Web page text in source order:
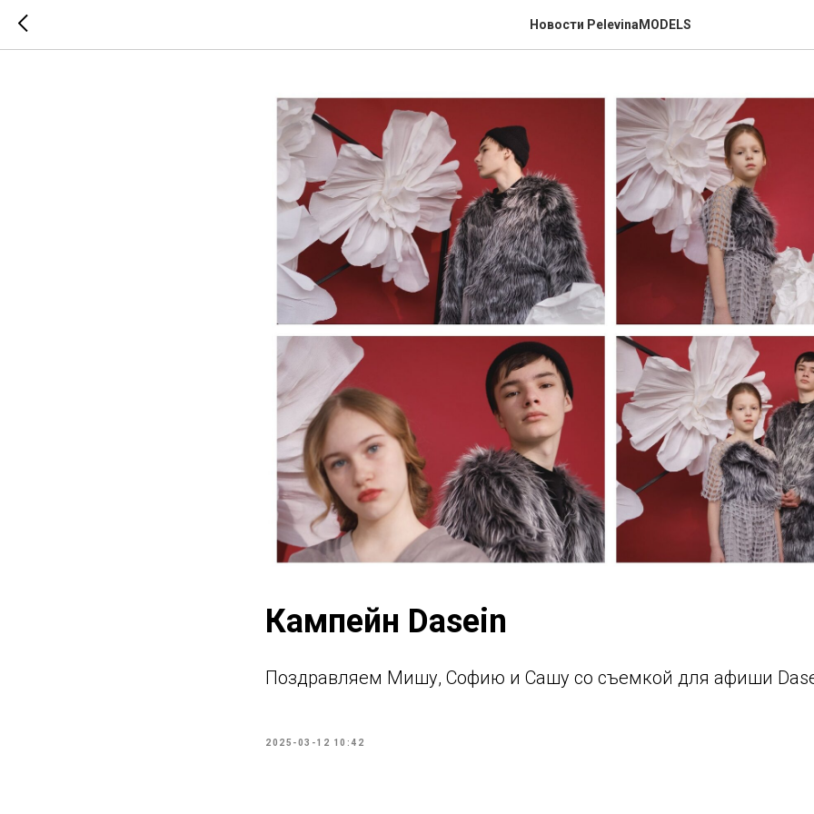
Новости PelevinaMODELS
Кампейн Dasein
Поздравляем Мишу, Софию и Сашу со съемкой для афиши
2025-03-12 10:42